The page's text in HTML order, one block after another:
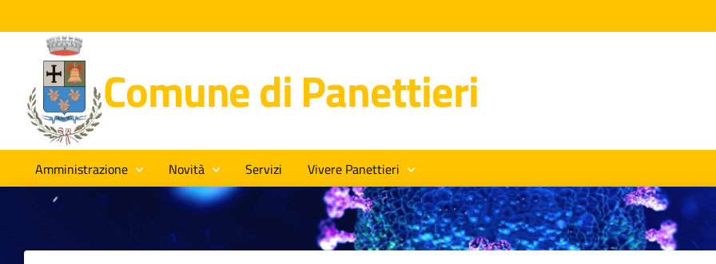
Comune di Panettieri
Amministrazione Novità Servizi Vivere Panettieri